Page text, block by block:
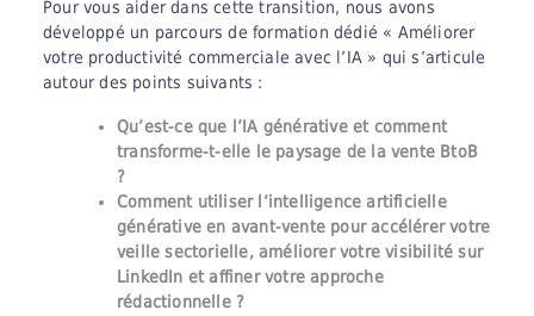
Pour vous aider dans cette transition, nous avons
développé un parcours de formation dédié « Améliorer
votre productivité commerciale avec l’IA » qui s’articule
autour des points suivants :
Qu’est-ce que l’IA générative et comment
transforme-t-elle le paysage de la vente BtoB
?
Comment utiliser l’intelligence artificielle
générative en avant-vente pour accélérer votre
veille sectorielle, améliorer votre visibilité sur
LinkedIn et affiner votre approche
rédactionnelle ?